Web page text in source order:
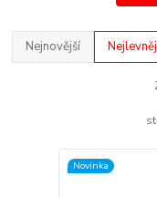
Nejnovější
Novinka